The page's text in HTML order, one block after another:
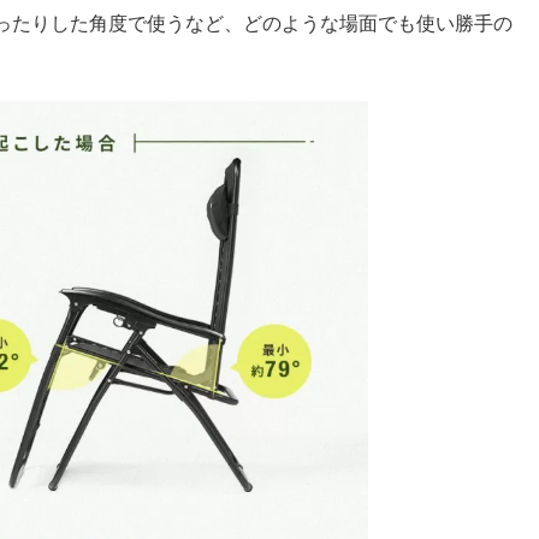
りした角度で使うなど、どのような場面でも使い勝手の